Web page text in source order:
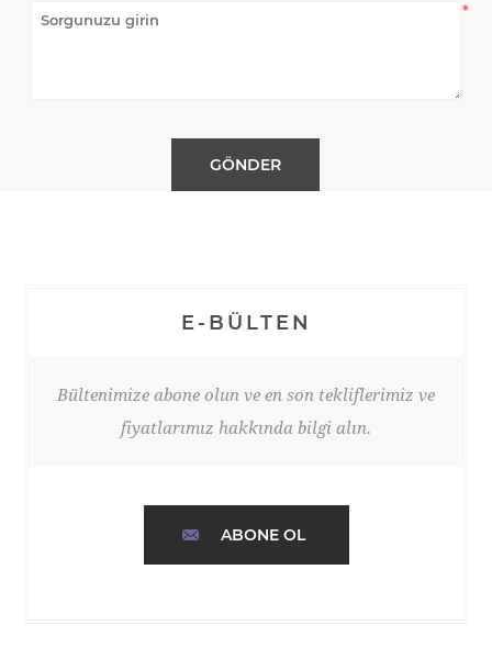
*
E-BÜLTEN
Bültenimize abone olun ve en son tekliflerimiz ve
fiyatlarımız hakkında bilgi alın.
ABONE OL